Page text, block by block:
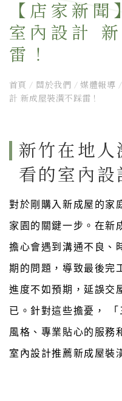
【店家新
室內設計
雷！
首頁 / 關於我們 /媒體報導 /
計 新成屋裝潢不踩雷！
新竹在地人
看的室內設
對於剛購入新成屋的家
家園的關鍵一步。在新
擔心會遇到溝通不良、
期的問題，導致最後完
進度不如預期，延誤交
已。針對這些擔憂，
風格、專業貼心的服務
室內設計推薦新成屋裝